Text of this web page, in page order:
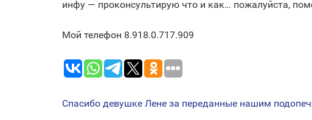
инфу — проконсультирую что и как… пожалуйста,
Мой телефон 8.918.0.717.909
НАВИГАЦИЯ
Спасибо девушке Лене за переданные нашим